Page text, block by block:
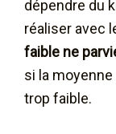
dépendre du
réaliser avec
faible ne
si la
trop faible.